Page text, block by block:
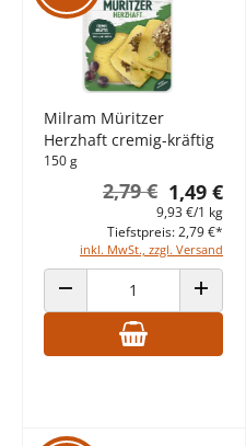
Milram Müritzer
Herzhaft cremig-kräftig
150 g
1,49 €
2,79 €
9,93 €/1 kg
inkl. MwSt., zzgl. Versand
Tiefstpreis: 2,79 €*
ANZAHL VERRINGERN